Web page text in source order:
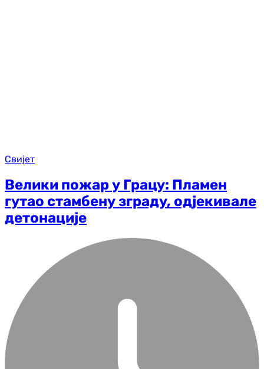
Свијет
Велики пожар у Грацу: Пламен
гутао стамбену зграду, одјекивале
детонације